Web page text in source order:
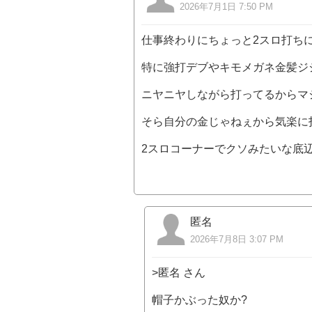
2026年7月1日 7:50 PM
仕事終わりにちょっと2スロ打ち
特に強打デブやキモメガネ金髪ジ
ニヤニヤしながら打ってるからマ
そら自分の金じゃねぇから気楽
2スロコーナーでクソみたいな底
匿名
2026年7月8日 3:07 PM
>匿名 さん
帽子かぶった奴か?